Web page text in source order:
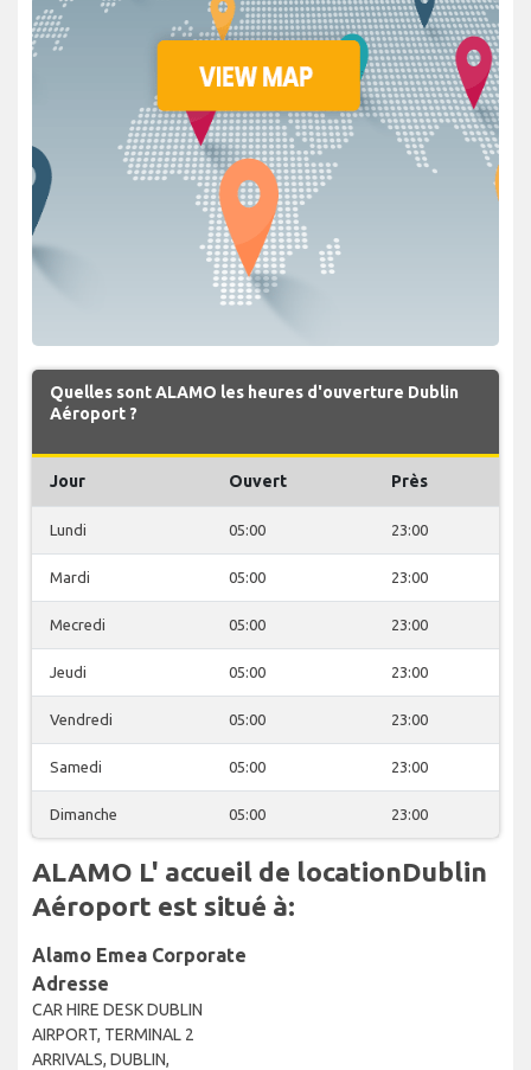
Quelles sont ALAMO les heures d'ouverture Dublin
Aéroport ?
Jour Ouvert Près
Lundi 05:00 23:00
Mardi 05:00 23:00
Mecredi 05:00 23:00
Jeudi 05:00 23:00
Vendredi 05:00 23:00
Samedi 05:00 23:00
Dimanche 05:00 23:00
ALAMO L' accueil de locationDublin
Aéroport est situé à:
Alamo Emea Corporate
Adresse
CAR HIRE DESK DUBLIN
AIRPORT, TERMINAL 2
ARRIVALS, DUBLIN,